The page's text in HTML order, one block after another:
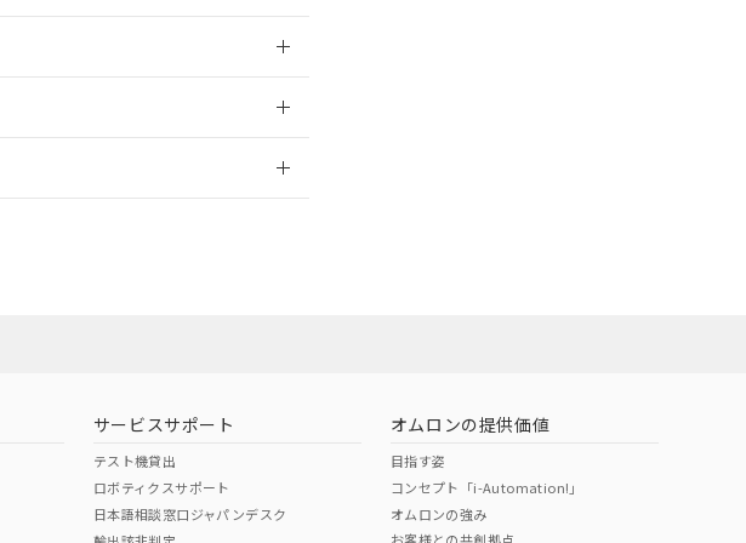
サービスサポート
テスト機貸出
ロボティクスサポート
日本語相談窓口ジャパンデスク
オムロンの提供価値
目指す姿
コンセプト「i-Automation!」
オムロンの強み